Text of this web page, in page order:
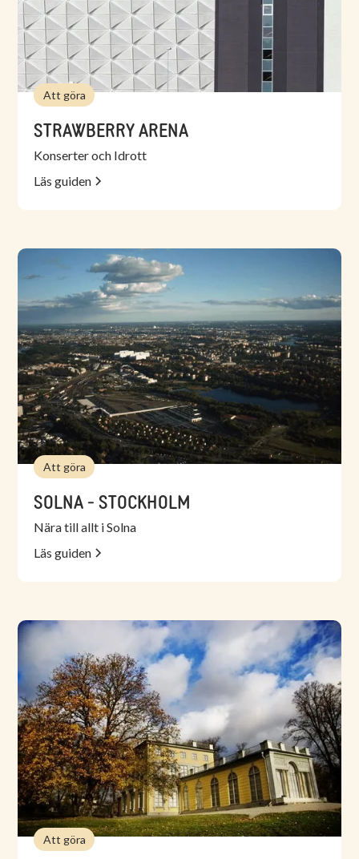
Att göra
STRAWBERRY ARENA
Konserter och Idrott
Läs guiden
Att göra
SOLNA - STOCKHOLM
Nära till allt i Solna
Läs guiden
Att göra